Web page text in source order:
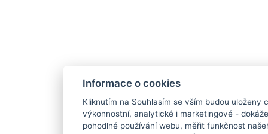
Informace o cookies
Kliknutím na Souhlasím se vším budou uloženy
výkonnostní, analytické i marketingové -
pohodlné používání webu, měřit funkčnost